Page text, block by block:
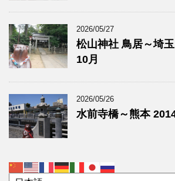
2026/05/27
松山神社 鳥居～埼
10月
2026/05/26
水前寺橋～熊本